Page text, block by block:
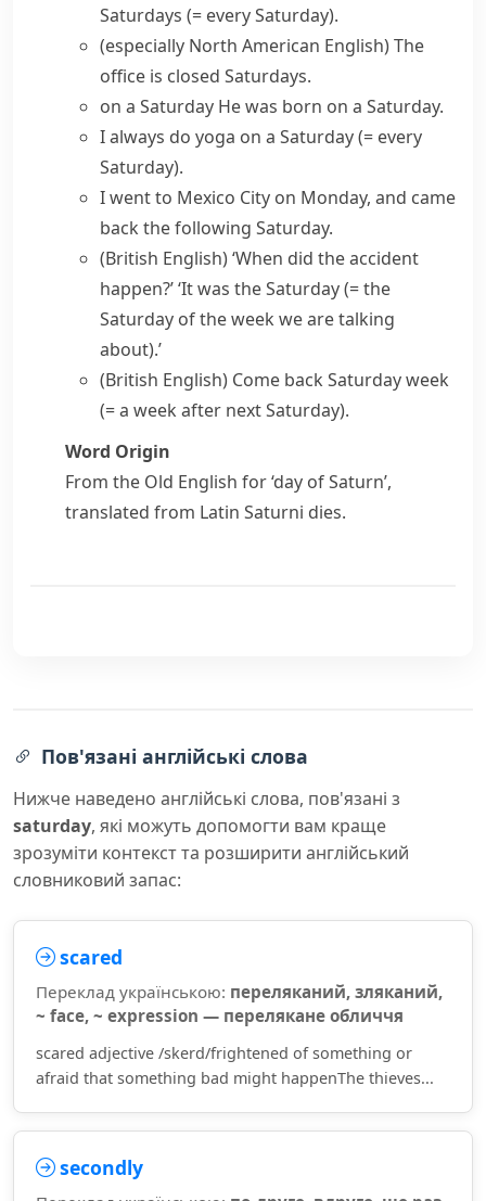
Saturdays (= every Saturday).
(especially North American English)The
office is closed Saturdays.
on a Saturday He was born on a Saturday.
I always do yoga on a Saturday(= every
Saturday).
I went to Mexico City on Monday, and came
back the following Saturday.
(British English)‘When did the accident
happen?’ ‘It was the Saturday(= the
Saturday of the week we are talking
about).’
(British English) Come back Saturday week
(= a week after next Saturday).
Word Origin
From the Old English for ‘day of Saturn’,
translated from Latin Saturni dies.
Пов'язані англійські слова
Нижче наведено англійські слова, пов'язані з
saturday, які можуть допомогти вам краще
зрозуміти контекст та розширити англійський
словниковий запас:
scared
Переклад українською: переляканий, зляканий,
~ face, ~ expression — перелякане обличчя
scared adjective /skerd/frightened of something or
afraid that something bad might happenThe thieves...
secondly